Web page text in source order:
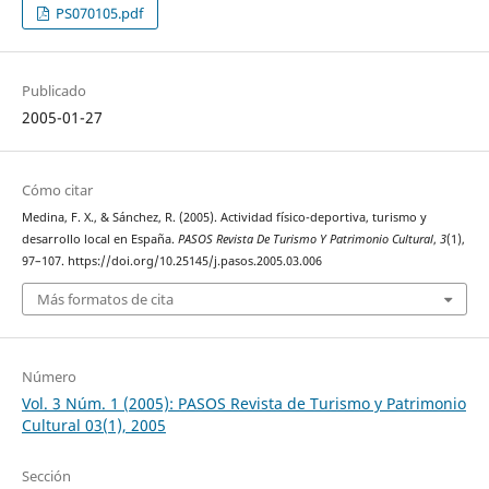
PS070105.pdf
Publicado
2005-01-27
Cómo citar
Medina, F. X., & Sánchez, R. (2005). Actividad físico-deportiva, turismo y
desarrollo local en España. PASOS Revista De Turismo Y Patrimonio Cultural, 3(1),
97–107. https://doi.org/10.25145/j.pasos.2005.03.006
Más formatos de cita
Número
Vol. 3 Núm. 1 (2005): PASOS Revista de Turismo y Patrimonio
Cultural 03(1), 2005
Sección